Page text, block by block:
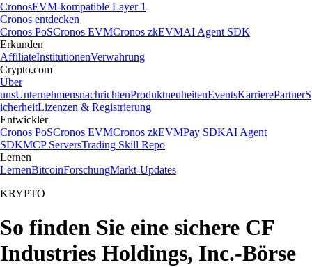
CronosEVM-kompatible Layer 1
Cronos entdecken
Cronos PoSCronos EVMCronos zkEVMAI Agent SDK
Erkunden
AffiliateInstitutionenVerwahrung
Crypto.com
Über
unsUnternehmensnachrichtenProduktneuheitenEventsKarrierePartnerS
icherheitLizenzen & Registrierung
Entwickler
Cronos PoSCronos EVMCronos zkEVMPay SDKAI Agent
SDKMCP ServersTrading Skill Repo
Lernen
LernenBitcoinForschungMarkt-Updates
KRYPTO
So finden Sie eine sichere CF
Industries Holdings, Inc.-Börse